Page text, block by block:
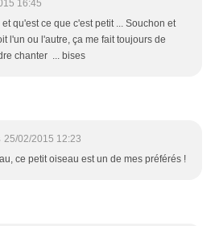
16:45
qu'est ce que c'est petit ... Souchon et
l'un ou l'autre, ça me fait toujours de
chanter ... bises
25/02/2015 12:23
ce petit oiseau est un de mes préférés !